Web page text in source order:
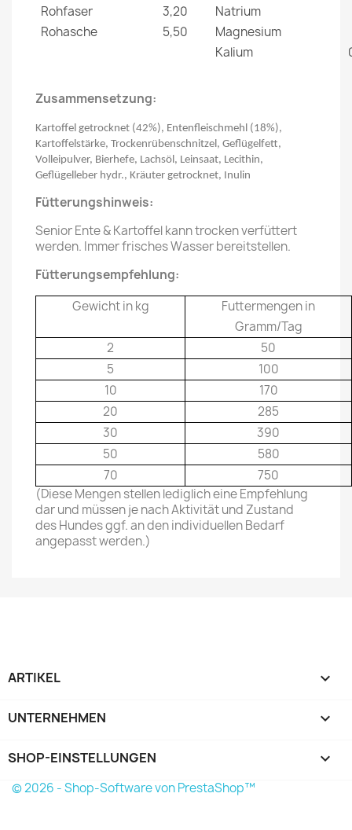
Rohfaser
3,20
Natrium
Rohasche
5,50 Magnesium
Kalium
Zusammensetzung:
Kartoffel getrocknet (42%), Entenfleischmehl (18%),
Kartoffelstärke, Trockenrübenschnitzel, Geflügelfett,
Volleipulver, Bierhefe, Lachsöl, Leinsaat, Lecithin,
Geflügelleber hydr., Kräuter getrocknet, Inulin
Fütterungshinweis:
Senior Ente & Kartoffel kann trocken verfüttert
werden. Immer frisches Wasser bereitstellen.
Fütterungsempfehlung:
Gewicht in kg
Futtermengen in
Gramm/Tag
2
50
5
100
10
170
20
285
30
390
50
580
70
750
(Diese Mengen stellen lediglich eine Empfehlung
dar und müssen je nach Aktivität und Zustand
des Hundes ggf. an den individuellen Bedarf
angepasst werden.)
ARTIKEL 
UNTERNEHMEN 
SHOP-EINSTELLUNGEN keyboard_arrow_down
© 2026 - Shop-Software von PrestaShop™